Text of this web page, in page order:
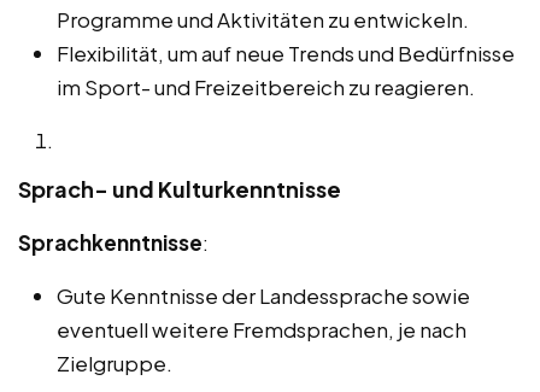
Programme und Aktivitäten zu entwickeln.
Flexibilität, um auf neue Trends und Bedürfnisse
im Sport- und Freizeitbereich zu reagieren.
Sprach- und Kulturkenntnisse
Sprachkenntnisse:
Gute Kenntnisse der Landessprache sowie
eventuell weitere Fremdsprachen, je nach
Zielgruppe.